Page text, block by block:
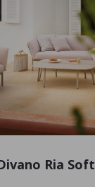
Ria Soft